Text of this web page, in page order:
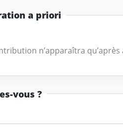
a priori
n’apparaîtra
vous ?